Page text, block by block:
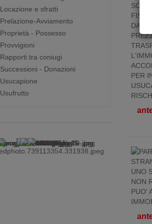
Locazione e sfratti
Prelazione-Avviamento
Proprietà - Possesso
Provvigioni
Rapporti tra coniugi
Successioni - Donazioni
Usucapione
Usufrutto